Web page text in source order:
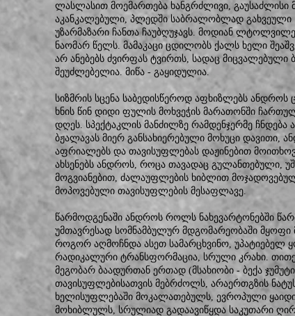
ლასლასით მოემართება ხანგრძლივი,
აკანკალებული, პლედში საბრალობლად გახვეული
უზარმაზარი ჩანთა ჩაუბღუჯავს. მოდიან
ნაომარ წელს. მამაკაცი ცდილობს ქალს ხელი
არ ანებებს ძვირფას ტვირთს, სადაც მიცვალებული
შეუძლებელია. მიწა - გაყიდულია.
სიზმრის სცენა საბედისწეროდ აფხიზლებს ანდროს
ხნის წინ დიდი ფულის მოხვეჭის მარათონში
დღეს. სპექტაკლის მანძილზე რამდენჯერმე ჩნდება
ბჟალავას მიერ განსახიერებული მოხუცი
აფრიალებს და თავისუფლებას დაჟინებით
ახსენებს ანდროს, როცა თავადაც გულანთებული,
მოგვიანებით, ძალაუფლების ხიბლით
მოპოვებული თავისუფლების მესაფლავე.
წარმოდგენაში ანდროს როლს ნახევარტონებში
უმთავრესად სომნამბულურ მდგომარეობაში მყოფი
როგორ აღმოჩნდა ასეთ სამარცხვინო, უპატიებელ
რადიკალური ტრანსფორმაცია, სრული კრახი.
მეგობარ ბაადურთან ერთად (მსახიობი - ბექა
თავისუფლებისათვის მებრძოლს, არაერთგზის
ხელისუფლებაში მოკალათებულს, ევროპული
მოხიბლულს, სრულიად გადაავიწყდა საკუთარი